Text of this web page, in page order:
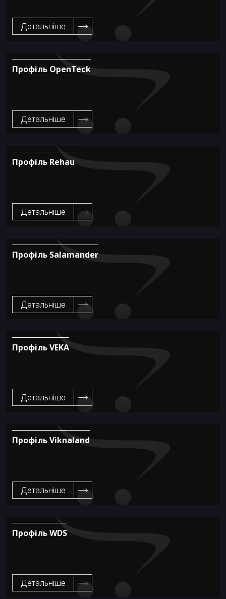
Детальніше
Профіль OpenTeck
Детальніше
Профіль Rehau
Детальніше
Профіль Salamander
Детальніше
Профіль VEKA
Детальніше
Профіль Viknaland
Детальніше
Профіль WDS
Детальніше